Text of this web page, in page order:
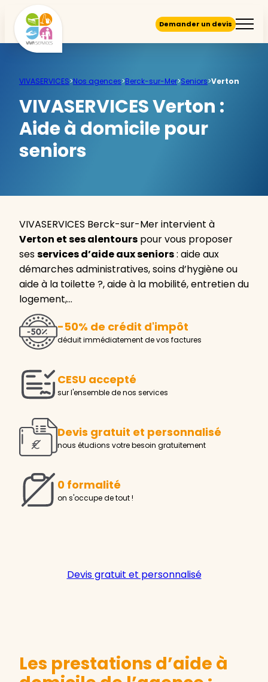
Demander un devis
VIVASERVICES>Nos agences>Berck-sur-Mer>Seniors>Verton
VIVASERVICES Verton :
Aide à domicile pour
seniors
VIVASERVICES Berck-sur-Mer intervient à
Verton et ses alentours pour vous proposer
sesservices d’aide aux seniors: aide aux
démarches administratives, soins d’hygiène ou
aide à la toilette ?, aide à la mobilité, entretien du
logement,…
-50% de crédit d'impôt
déduit immédiatement de vos factures
CESU accepté
sur l'ensemble de nos services
Devis gratuit et personnalisé
nous étudions votre besoin gratuitement
0 formalité
on s'occupe de tout !
Devis gratuit et personnalisé
Les prestations d’aide à